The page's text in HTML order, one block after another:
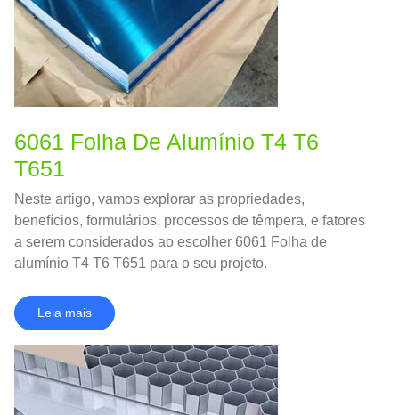
6061 Folha De Alumínio T4 T6
T651
Neste artigo, vamos explorar as propriedades,
benefícios, formulários, processos de têmpera, e fatores
a serem considerados ao escolher 6061 Folha de
alumínio T4 T6 T651 para o seu projeto.
Leia mais